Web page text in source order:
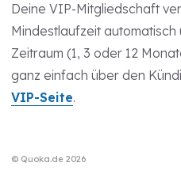
© Quoka.de 2026
Deine VIP-Mitgliedschaft
Mindestlaufzeit
Zeitraum (1, 3 oder 12
ganz einfach über den
VIP-Seite.